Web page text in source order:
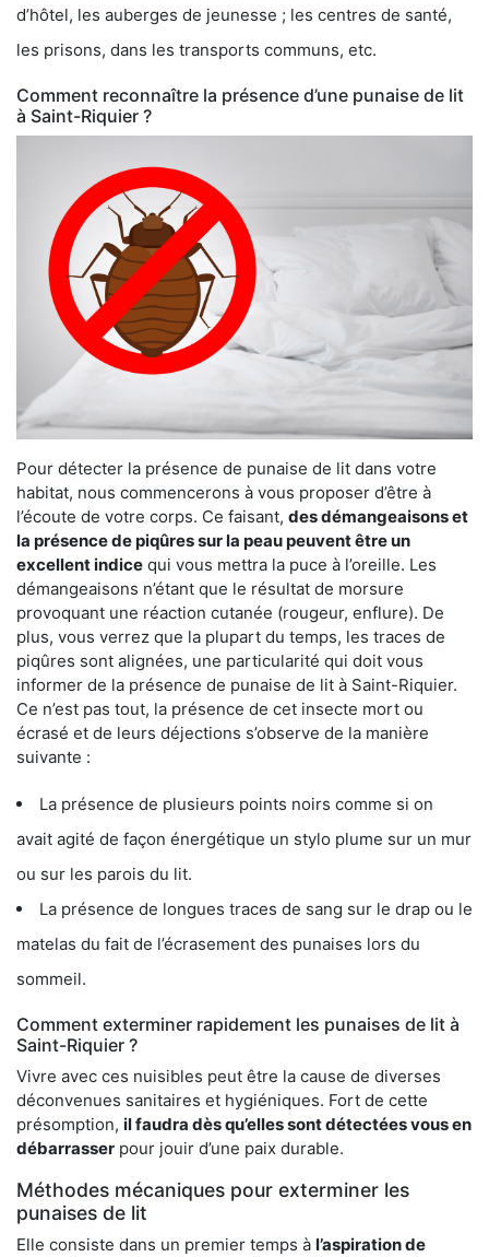
d’hôtel, les auberges de jeunesse ; les centres de santé,
les prisons, dans les transports communs, etc.
Comment reconnaître la présence d’une punaise de lit
à Saint-Riquier ?
Pour détecter la présence de punaise de lit dans votre
habitat, nous commencerons à vous proposer d’être à
l’écoute de votre corps. Ce faisant, des démangeaisons et
la présence de piqûres sur la peau peuvent être un
excellent indice qui vous mettra la puce à l’oreille. Les
démangeaisons n’étant que le résultat de morsure
provoquant une réaction cutanée (rougeur, enflure). De
plus, vous verrez que la plupart du temps, les traces de
piqûres sont alignées, une particularité qui doit vous
informer de la présence de punaise de lit à Saint-Riquier.
Ce n’est pas tout, la présence de cet insecte mort ou
écrasé et de leurs déjections s’observe de la manière
suivante :
La présence de plusieurs points noirs comme si on
avait agité de façon énergétique un stylo plume sur un mur
ou sur les parois du lit.
La présence de longues traces de sang sur le drap ou le
matelas du fait de l’écrasement des punaises lors du
sommeil.
Comment exterminer rapidement les punaises de lit à
Saint-Riquier ?
Vivre avec ces nuisibles peut être la cause de diverses
déconvenues sanitaires et hygiéniques. Fort de cette
présomption, il faudra dès qu’elles sont détectées vous en
débarrasser pour jouir d’une paix durable.
Méthodes mécaniques pour exterminer les
punaises de lit
Elle consiste dans un premier temps à l’aspiration de